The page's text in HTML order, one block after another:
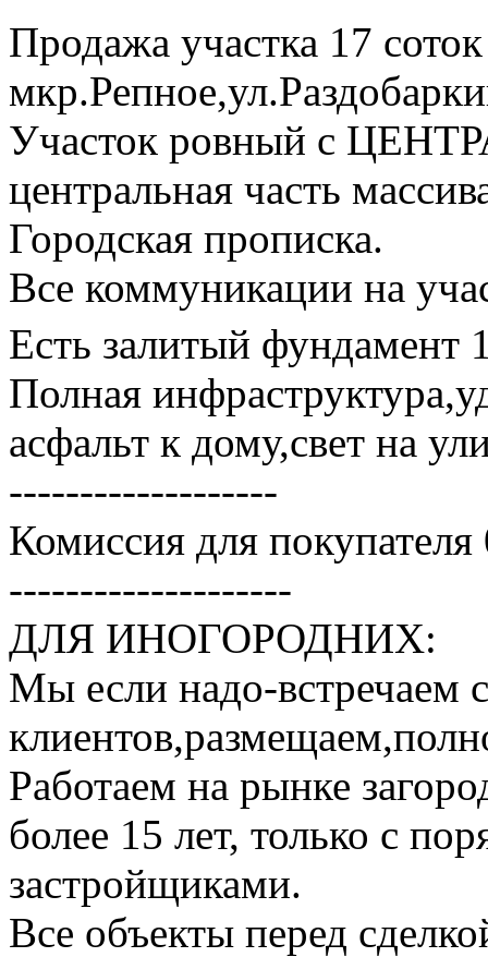
Продажа участка 17
Участок ровный с
центральная часть
Городская прописка.
Все коммуникации на
Есть залитый фундамент
Полная
асфальт к дому,свет на
-------------------
Комиссия для покупателя
--------------------
ДЛЯ ИНОГОРОДНИХ:
Мы если надо-встречаем
Работаем на рынке
более 15 лет, только с
застройщиками.
Все объекты перед